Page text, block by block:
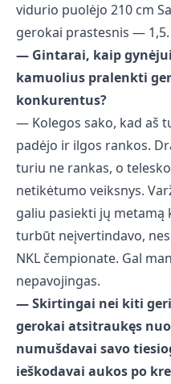
vidurio puolėjo 210 cm
gerokai prastesnis — 1,5.
— Gintarai, kaip
kamuolius pralenkti
konkurentus?
— Kolegos sako, kad aš
padėjo ir ilgos rankos.
turiu ne rankas, o
netikėtumo veiksnys.
galiu pasiekti jų metamą
turbūt neįvertindavo,
NKL čempionate. Gal
nepavojingas.
— Skirtingai nei kiti
gerokai atsitraukęs
numušdavai savo
ieškodavai aukos po